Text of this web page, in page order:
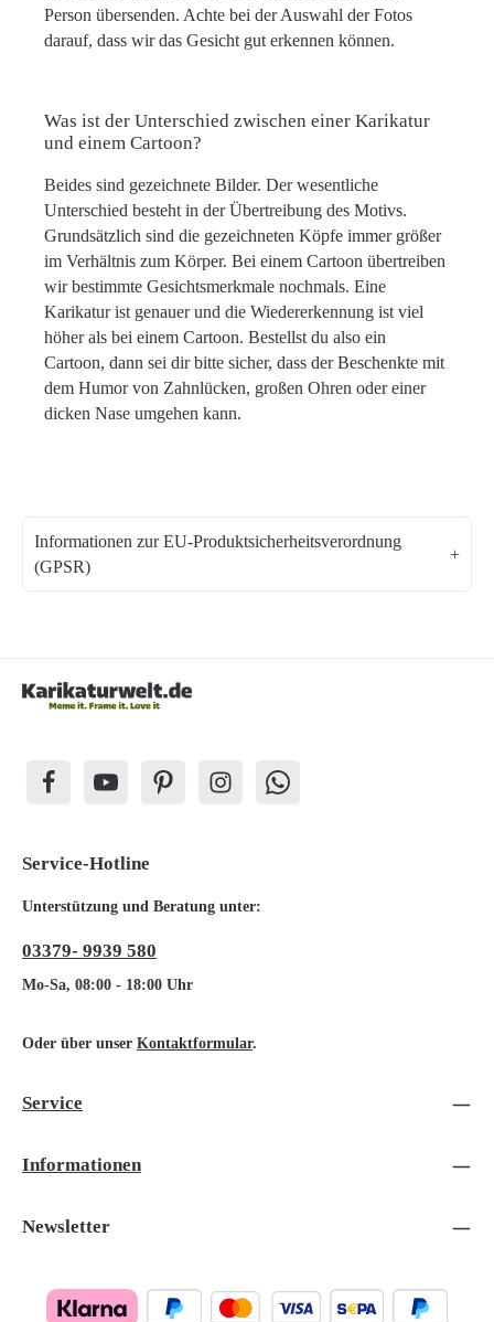
Person übersenden. Achte bei der Auswahl der Fotos
darauf, dass wir das Gesicht gut erkennen können.
Was ist der Unterschied zwischen einer Karikatur
und einem Cartoon?
Beides sind gezeichnete Bilder. Der wesentliche
Unterschied besteht in der Übertreibung des Motivs.
Grundsätzlich sind die gezeichneten Köpfe immer größer
im Verhältnis zum Körper. Bei einem Cartoon übertreiben
wir bestimmte Gesichtsmerkmale nochmals. Eine
Karikatur ist genauer und die Wiedererkennung ist viel
höher als bei einem Cartoon. Bestellst du also ein
Cartoon, dann sei dir bitte sicher, dass der Beschenkte mit
dem Humor von Zahnlücken, großen Ohren oder einer
dicken Nase umgehen kann.
Informationen zur EU-Produktsicherheitsverordnung
(GPSR)
Service-Hotline
Unterstützung und Beratung unter:
03379- 9939 580
Mo-Sa, 08:00 - 18:00 Uhr
Oder über unser Kontaktformular.
Service
Informationen
Newsletter